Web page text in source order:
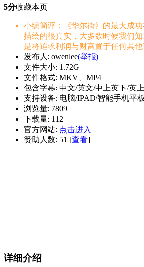
5分收藏本页
小编简评：《华尔街》的最大成
描绘的很真实，大多数时候我们
是将追求利润与财富置于任何其
发布人: owenlee(举报)
文件大小: 1.72G
文件格式: MKV、MP4
包含字幕: 中文/英文/中上英下/英
支持设备: 电脑/IPAD/智能手机平板
浏览量: 7809
下载量: 112
官方网站: 点击进入
赞助人数: 51 [查看]
详细介绍